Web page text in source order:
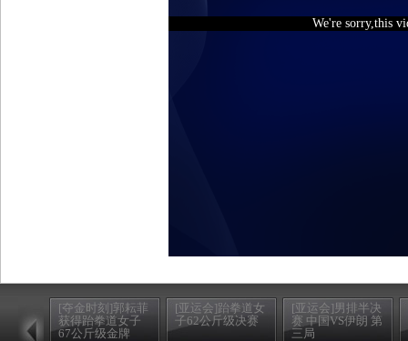
We're sorry,this
[夺金时刻]郭耘菲
获得跆拳道女子
67公斤级金牌
[亚运会]跆拳道女
子62公斤级决赛
[亚运会]男排半决
赛 中国VS伊朗 第
三局